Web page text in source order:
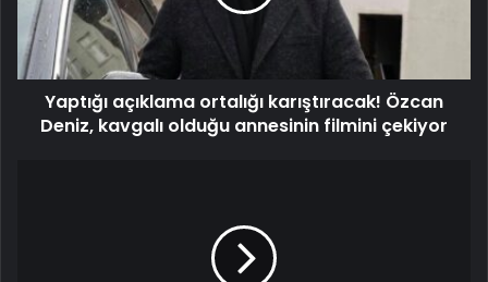
Yaptığı açıklama ortalığı karıştıracak! Özcan
Deniz, kavgalı olduğu annesinin filmini çekiyor